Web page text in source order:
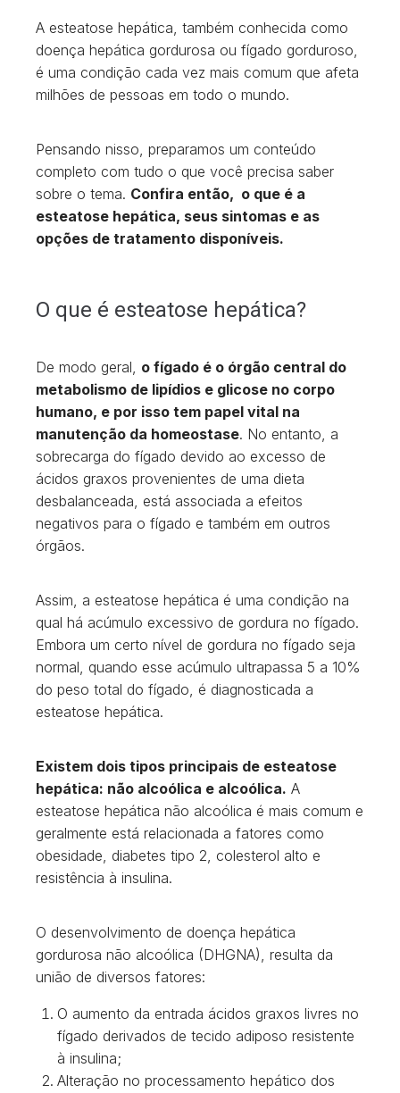
A esteatose hepática, também conhecida como
doença hepática gordurosa ou fígado gorduroso,
é uma condição cada vez mais comum que afeta
milhões de pessoas em todo o mundo.
Pensando nisso, preparamos um conteúdo
completo com tudo o que você precisa saber
sobre o tema. Confira então, o que é a
esteatose hepática, seus sintomas e as
opções de tratamento disponíveis.
O que é esteatose hepática?
De modo geral, o fígado é o órgão central do
metabolismo de lipídios e glicose no corpo
humano, e por isso tem papel vital na
manutenção da homeostase. No entanto, a
sobrecarga do fígado devido ao excesso de
ácidos graxos provenientes de uma dieta
desbalanceada, está associada a efeitos
negativos para o fígado e também em outros
órgãos.
Assim, a esteatose hepática é uma condição na
qual há acúmulo excessivo de gordura no fígado.
Embora um certo nível de gordura no fígado seja
normal, quando esse acúmulo ultrapassa 5 a 10%
do peso total do fígado, é diagnosticada a
esteatose hepática.
Existem dois tipos principais de esteatose
hepática: não alcoólica e alcoólica. A
esteatose hepática não alcoólica é mais comum e
geralmente está relacionada a fatores como
obesidade, diabetes tipo 2, colesterol alto e
resistência à insulina.
O desenvolvimento de doença hepática
gordurosa não alcoólica (DHGNA), resulta da
união de diversos fatores:
O aumento da entrada ácidos graxos livres no
fígado derivados de tecido adiposo resistente
à insulina;
Alteração no processamento hepático dos